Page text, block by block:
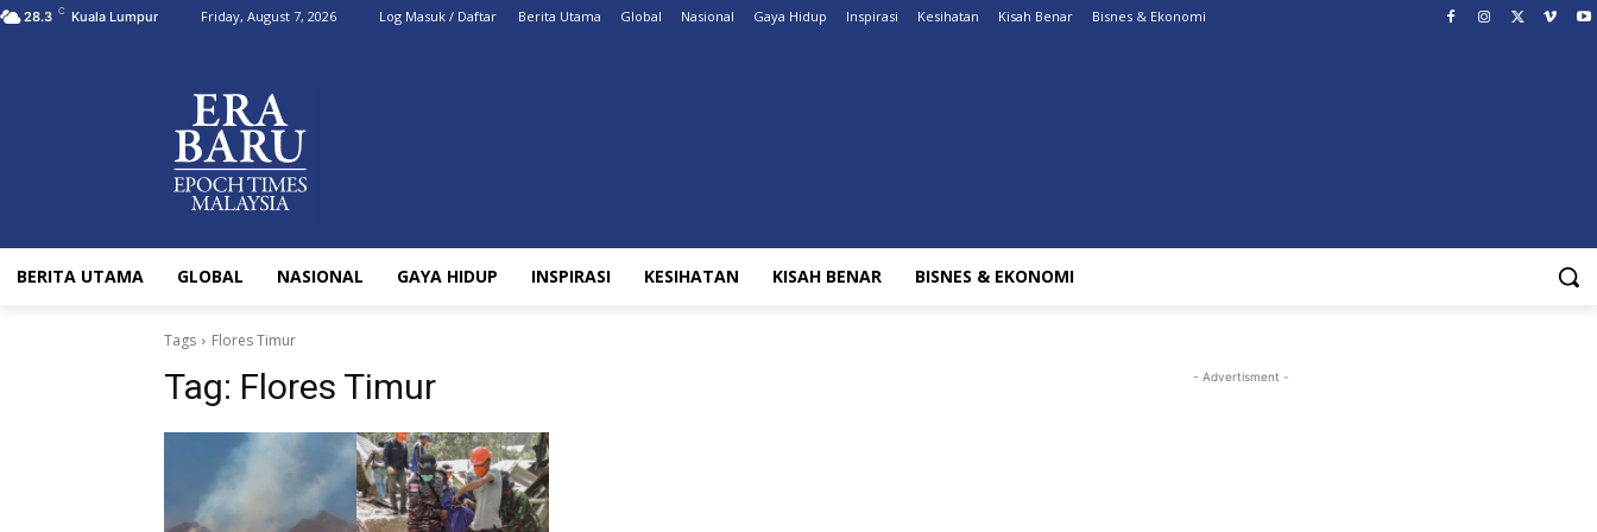
28.3 C Kuala Lumpur Friday, August 7, 2026 Log Masuk / Daftar Berita Utama Global Nasional Gaya Hidup Inspirasi Kesihatan Kisah Benar Bisnes & Ekonomi
BERITA UTAMA GLOBAL NASIONAL GAYA HIDUP INSPIRASI KESIHATAN KISAH BENAR BISNES & EKONOMI
Tags Flores Timur
Tag: Flores Timur - Advertisment -